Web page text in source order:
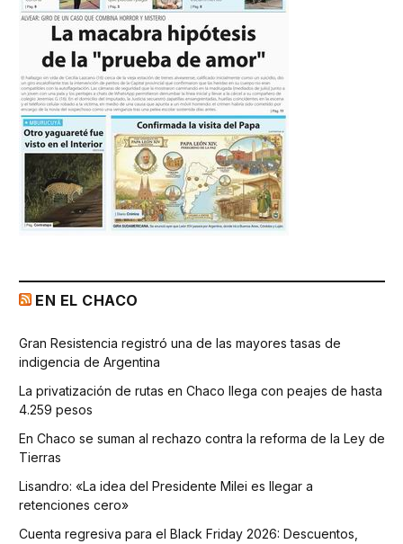
EN EL CHACO
Gran Resistencia registró una de las mayores tasas de
indigencia de Argentina
La privatización de rutas en Chaco llega con peajes de hasta
4.259 pesos
En Chaco se suman al rechazo contra la reforma de la Ley de
Tierras
Lisandro: «La idea del Presidente Milei es llegar a
retenciones cero»
Cuenta regresiva para el Black Friday 2026: Descuentos,